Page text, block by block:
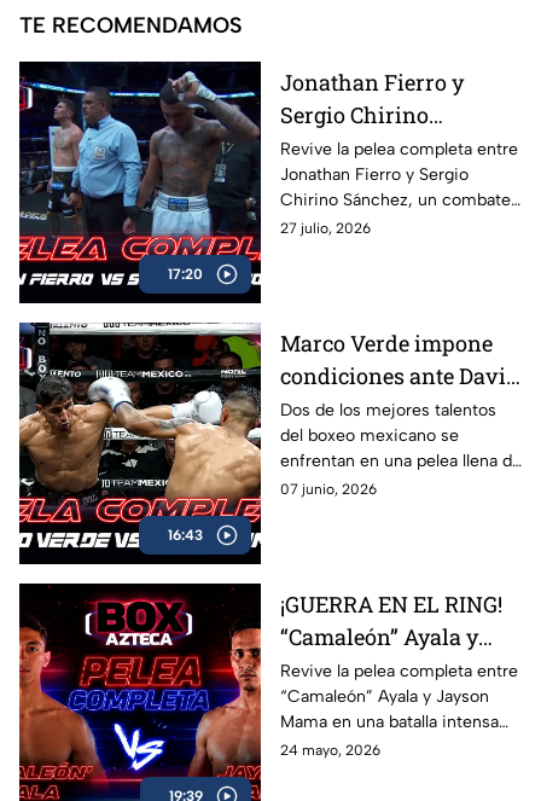
TE RECOMENDAMOS
17:20
Jonathan Fierro y
Sergio Chirino
protagonizan una
guerra sobre el ring
Revive la pelea completa entre
Jonathan Fierro y Sergio
Chirino Sánchez, un combate
lleno de intensidad,
27 julio, 2026
16:43
Marco Verde impone
condiciones ante David
Camacho en una
intensa batalla de Box
Azteca
Dos de los mejores talentos
del boxeo mexicano se
enfrentan en una pelea llena de
acción, potencia y grandes
Box Azteca.
07 junio, 2026
19:39
¡GUERRA EN EL RING!
“Camaleón” Ayala y
Jayson Mama se
dieron con todo
Revive la pelea completa entre
“Camaleón” Ayala y Jayson
Mama en una batalla intensa
llena de golpes, emoción y
24 mayo, 2026